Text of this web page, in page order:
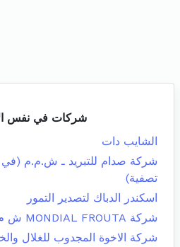
شركات في نفس
الشايب دات
شركة صدام للتبريد ـ ش.م.م (في
تصفية)
اسكندر الدباك لتصدير التمور
شركة MONDIAL FROUTA ش م م
شركة الاخوة المجدوب للغلال